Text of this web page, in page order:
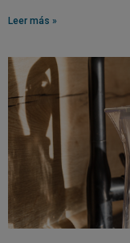
Leer más »